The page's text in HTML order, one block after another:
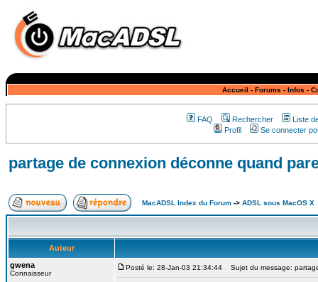
Accueil - Forums - Infos -
FAQ Rechercher
Liste
Profil
Se connecter
partage de connexion déconne quand
MacADSL Index du Forum -> ADSL sous MacOS X
Auteur
gwena
Connaisseur
Posté le: 28-Jan-03 21:34:44 Sujet du message: